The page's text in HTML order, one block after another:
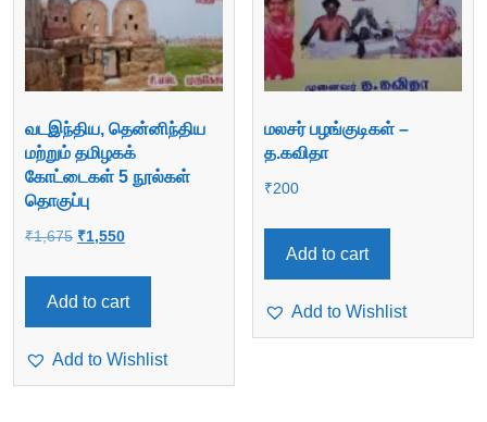
வடஇந்திய, தென்னிந்திய
மற்றும் தமிழகக்
கோட்டைகள் 5 நூல்கள்
தொகுப்பு
₹1,675 Original
was:
₹1,675.
₹1,550Current
is:
₹1,550.
Add to cart
Add to Wishlist
மலசர் பழங்குடிகள் –
த.கவிதா
₹200
Add to cart
Add to Wishlist